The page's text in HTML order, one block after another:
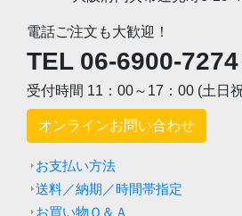
電話ご注文も大歓迎！
TEL 06-6900-7274
受付時間 11：00～17：00 (土日
オンラインお問い合わせ
お支払い方法
送料／納期／時間帯指定
お買い物Ｑ＆Ａ